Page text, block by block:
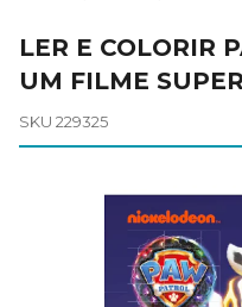
LER E COLORIR
UM FILME
SKU 229325